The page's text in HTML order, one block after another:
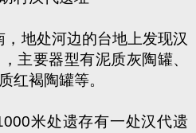
，地处河边的台地上发现汉
主要器型有泥质灰陶罐、
红褐陶罐等。
米处遗存有一处汉代遗